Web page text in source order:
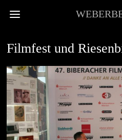
Filmfest und